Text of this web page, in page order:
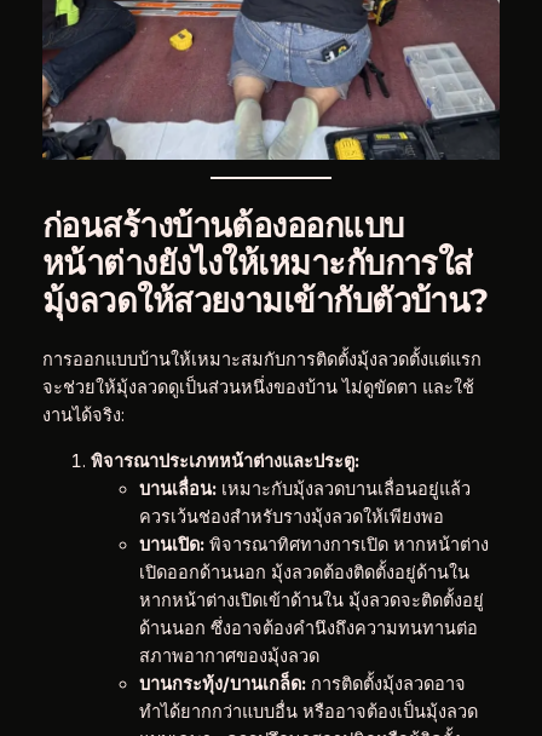
ก่อนสร้างบ้านต้องออกแบบ
หน้าต่างยังไงให้เหมาะกับการใส่
มุ้งลวดให้สวยงามเข้ากับตัวบ้าน?
การออกแบบบ้านให้เหมาะสมกับการติดตั้งมุ้งลวดตั้งแต่แรก
จะช่วยให้มุ้งลวดดูเป็นส่วนหนึ่งของบ้าน ไม่ดูขัดตา และใช้
งานได้จริง:
พิจารณาประเภทหน้าต่างและประตู:
บานเลื่อน:เหมาะกับมุ้งลวดบานเลื่อนอยู่แล้ว
ควรเว้นช่องสำหรับรางมุ้งลวดให้เพียงพอ
บานเปิด:พิจารณาทิศทางการเปิด หากหน้าต่าง
เปิดออกด้านนอก มุ้งลวดต้องติดตั้งอยู่ด้านใน
หากหน้าต่างเปิดเข้าด้านใน มุ้งลวดจะติดตั้งอยู่
ด้านนอก ซึ่งอาจต้องคำนึงถึงความทนทานต่อ
สภาพอากาศของมุ้งลวด
บานกระทุ้ง/บานเกล็ด:การติดตั้งมุ้งลวดอาจ
ทำได้ยากกว่าแบบอื่น หรืออาจต้องเป็นมุ้งลวด